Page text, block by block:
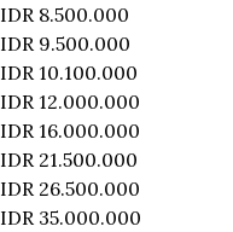
IDR 8.500.000
IDR 9.500.000
IDR 10.100.000
IDR 12.000.000
IDR 16.000.000
IDR 21.500.000
IDR 26.500.000
IDR 35.000.000